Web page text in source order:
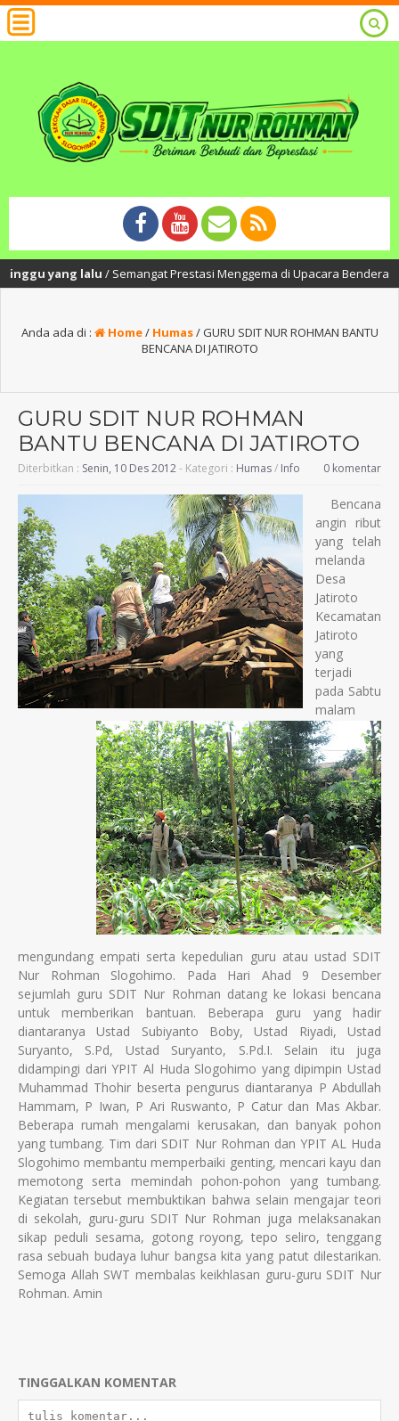
yang lalu/ Semangat Prestasi Menggema di Upacara Bendera
Anda ada di : Home/ Humas/ GURU SDIT NUR ROHMAN BANTU
BENCANA DI JATIROTO
GURU SDIT NUR ROHMAN
BANTU BENCANA DI JATIROTO
Diterbitkan : Senin, 10 Des 2012- Kategori : Humas/ Info 0 komentar
Bencana
angin ribut
yang telah
melanda
Desa
Jatiroto
Kecamatan
Jatiroto
yang
terjadi
pada Sabtu
malam
mengundang empati serta kepedulian guru atau ustad SDIT
Nur Rohman Slogohimo. Pada Hari Ahad 9 Desember
sejumlah guru SDIT Nur Rohman datang ke lokasi bencana
untuk memberikan bantuan. Beberapa guru yang hadir
diantaranya Ustad Subiyanto Boby, Ustad Riyadi, Ustad
Suryanto, S.Pd, Ustad Suryanto, S.Pd.I. Selain itu juga
didampingi dari YPIT Al Huda Slogohimo yang dipimpin Ustad
Muhammad Thohir beserta pengurus diantaranya P Abdullah
Hammam, P Iwan, P Ari Ruswanto, P Catur dan Mas Akbar.
Beberapa rumah mengalami kerusakan, dan banyak pohon
yang tumbang. Tim dari SDIT Nur Rohman dan YPIT AL Huda
Slogohimo membantu memperbaiki genting, mencari kayu dan
memotong serta memindah pohon-pohon yang tumbang.
Kegiatan tersebut membuktikan bahwa selain mengajar teori
di sekolah, guru-guru SDIT Nur Rohman juga melaksanakan
sikap peduli sesama, gotong royong, tepo seliro, tenggang
rasa sebuah budaya luhur bangsa kita yang patut dilestarikan.
Semoga Allah SWT membalas keikhlasan guru-guru SDIT Nur
Rohman. Amin
TINGGALKAN KOMENTAR